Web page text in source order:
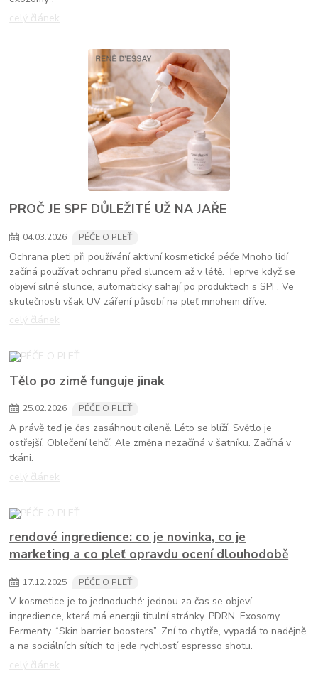
celý článek
PROČ JE SPF DŮLEŽITÉ UŽ NA JAŘE
04.03.2026 PÉČE O PLEŤ
Ochrana pleti při používání aktivní kosmetické péče Mnoho lidí
začíná používat ochranu před sluncem až v létě. Teprve když se
objeví silné slunce, automaticky sahají po produktech s SPF. Ve
skutečnosti však UV záření působí na pleť mnohem dříve.
celý článek
Tělo po zimě funguje jinak
25.02.2026 PÉČE O PLEŤ
A právě teď je čas zasáhnout cíleně. Léto se blíží. Světlo je
ostřejší. Oblečení lehčí. Ale změna nezačíná v šatníku. Začíná v
tkáni.
celý článek
rendové ingredience: co je novinka, co je
marketing a co pleť opravdu ocení dlouhodobě
17.12.2025 PÉČE O PLEŤ
V kosmetice je to jednoduché: jednou za čas se objeví
ingredience, která má energii titulní stránky. PDRN. Exosomy.
Fermenty. “Skin barrier boosters”. Zní to chytře, vypadá to nadějně,
a na sociálních sítích to jede rychlostí espresso shotu.
celý článek